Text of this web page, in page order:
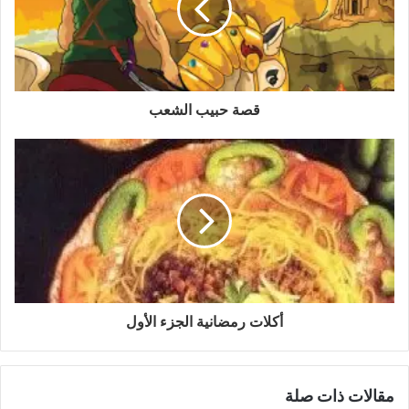
قصة حبيب الشعب
أكلات رمضانية الجزء الأول
مقالات ذات صلة